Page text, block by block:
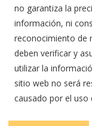
no garantiza la
información, ni
reconocimiento de
deben verificar y
utilizar la
sitio web no será
causado por el